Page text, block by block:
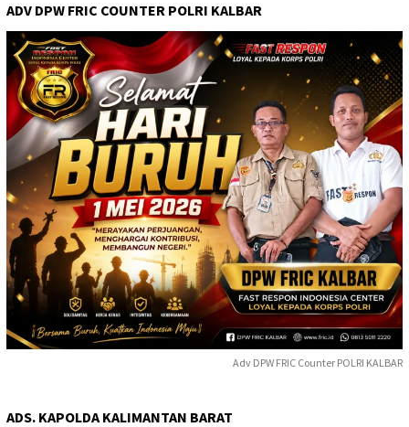
ADV DPW FRIC COUNTER POLRI KALBAR
Adv DPW FRIC Counter POLRI KALBAR
ADS. KAPOLDA KALIMANTAN BARAT